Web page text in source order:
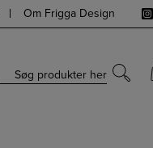
Om Frigga Design
Søg produkter her